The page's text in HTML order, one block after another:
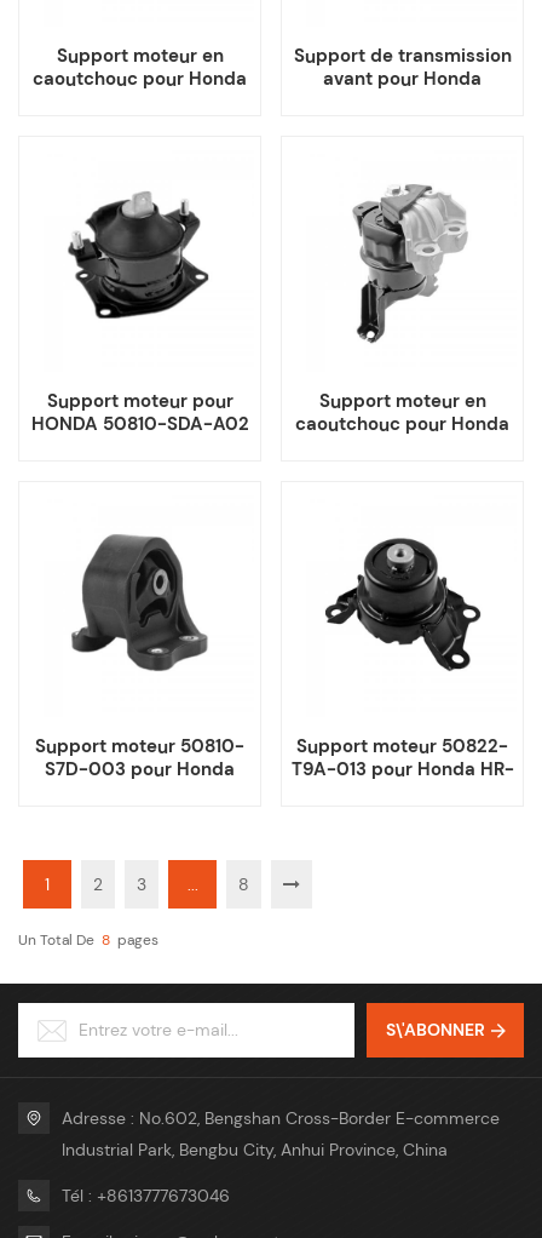
Support moteur en
caoutchouc pour Honda
Support de transmission
avant pour Honda
Support moteur pour
HONDA 50810-SDA-A02
Support moteur en
caoutchouc pour Honda
Support moteur 50810-
S7D-003 pour Honda
Support moteur 50822-
T9A-013 pour Honda HR-
1 2 3 ... 8
Un Total De 8 Pages
S\'ABONNER
Adresse : No.602, Bengshan Cross-Border E-commerce
Industrial Park, Bengbu City, Anhui Province, China
Tél : +8613777673046